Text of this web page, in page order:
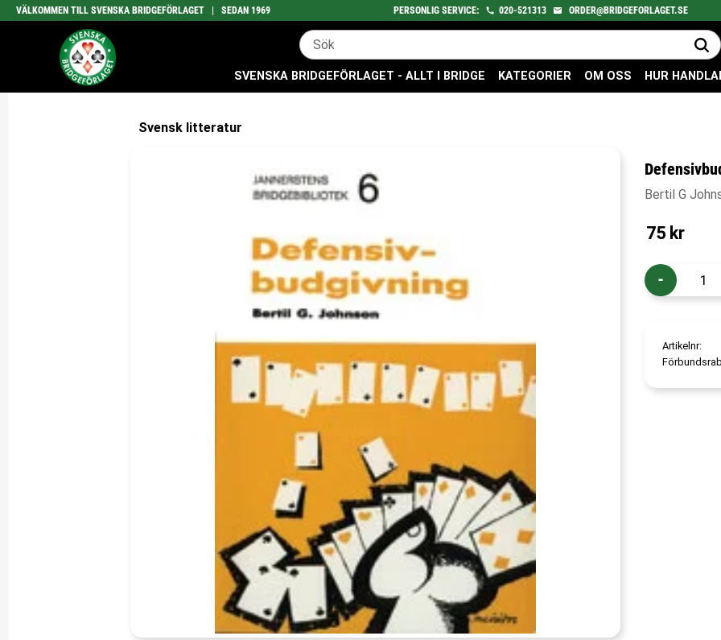
VÄLKOMMEN TILL SVENSKA BRIDGEFÖRLAGET | SEDAN 1969 PERSONLIG SERVICE: 020-521313 ORDER@BRIDGEFORLAGET.SE
SVENSKA BRIDGEFÖRLAGET - ALLT I BRIDGE KATEGORIER OM OSS HUR
Svensk litteratur
Bertil G
75 kr
-
Artikelnr